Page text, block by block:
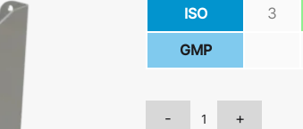
ISO 3
GMP
- +